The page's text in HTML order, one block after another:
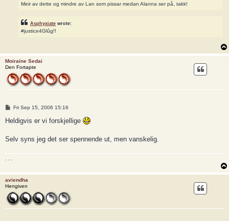
Meir av dette og mindre av Lan som pissar medan Alanna ser på, takk!
Asphyxiate wrote:
#justice4Glûg!!
Moiraine Sedai
Den Fortapte
P
s
Fri Sep 15, 2006 15:16
Heldigvis er vi forskjellige
Selv syns jeg det ser spennende ut, men vanskelig.
aviendha
Hengiven